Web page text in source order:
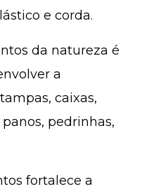
e corda.
da natureza é
a
caixas,
pedrinhas,
fortalece a